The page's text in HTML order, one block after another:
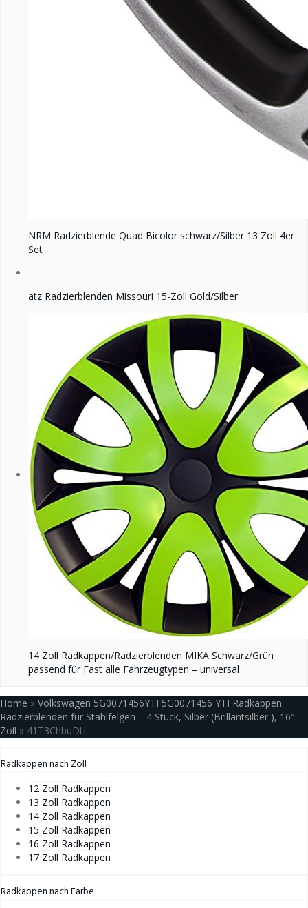
NRM Radzierblende Quad Bicolor schwarz/Silber 13 Zoll 4er
Set
atz Radzierblenden Missouri 15-Zoll Gold/Silber
14 Zoll Radkappen/Radzierblenden MIKA Schwarz/Grün
passend für Fast alle Fahrzeugtypen – universal
Home » Volkswagen 5G0071456YTI 5G0071456 YTI Radkappen
Radzierblenden für Stahlfelgen – 4 Stück, Silber (Brillantsilber ), 16″
Zoll » 41T3ChbuDtL
Radkappen nach Zoll
12 Zoll Radkappen
13 Zoll Radkappen
14 Zoll Radkappen
15 Zoll Radkappen
16 Zoll Radkappen
17 Zoll Radkappen
Radkappen nach Farbe